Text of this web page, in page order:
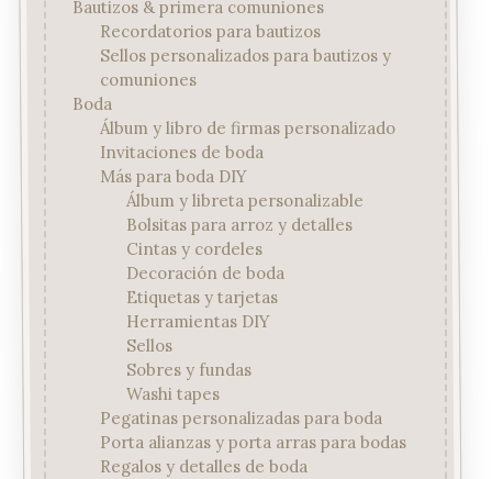
Bautizos & primera comuniones
Recordatorios para bautizos
Sellos personalizados para bautizos y
comuniones
Boda
Álbum y libro de firmas personalizado
Invitaciones de boda
Más para boda DIY
Álbum y libreta personalizable
Bolsitas para arroz y detalles
Cintas y cordeles
Decoración de boda
Etiquetas y tarjetas
Herramientas DIY
Sellos
Sobres y fundas
Washi tapes
Pegatinas personalizadas para boda
Porta alianzas y porta arras para bodas
Regalos y detalles de boda